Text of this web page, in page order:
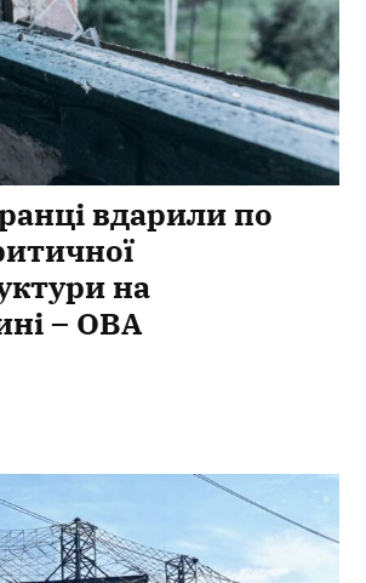
вдарили по
на
– ОВА